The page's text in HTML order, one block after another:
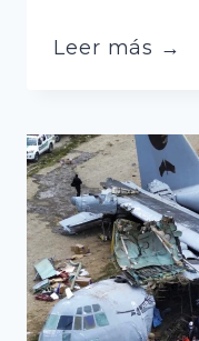
Leer más →
Ofensiva
el
relato
de
dos
compatriotas
bolivianos
desde